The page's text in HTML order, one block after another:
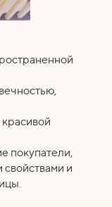
покупатели,
свойствами и